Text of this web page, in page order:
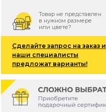
Товар не представлен
в нужном размере
или цвете?
Сделайте запрос на заказ и
наши специалисты
предложат варианты!